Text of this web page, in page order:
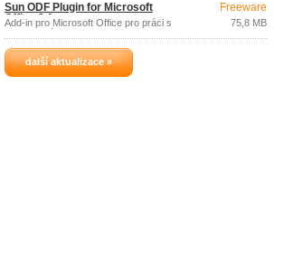
Sun ODF Plugin for Microsoft
Office 3.1
Add-in pro Microsoft Office pro práci s
ODF formátem.
Freeware
75,8 MB
další aktualizace »